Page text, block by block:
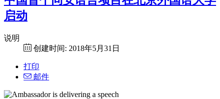
启动
说明
创建时间: 2018年5月31日
打印
邮件